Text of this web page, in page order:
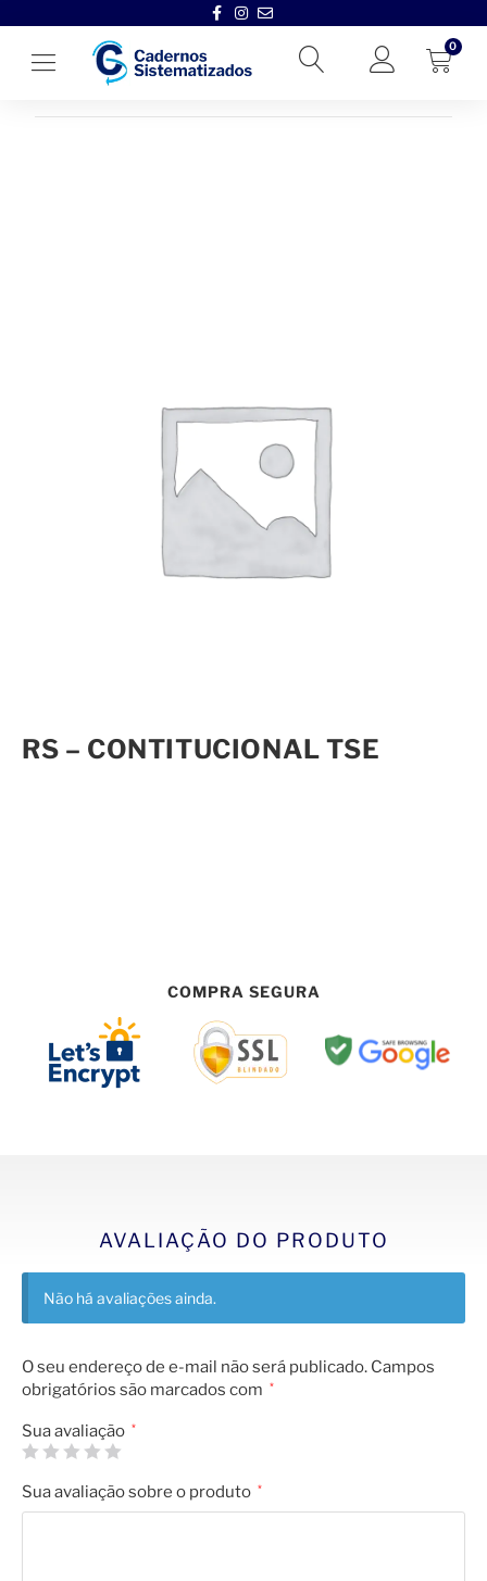
0
RS – CONTITUCIONAL TSE
COMPRA SEGURA
AVALIAÇÃO DO PRODUTO
Não há avaliações ainda.
O seu endereço de e-mail não será publicado. Campos
obrigatórios são marcados com *
Sua avaliação *
Sua avaliação sobre o produto *